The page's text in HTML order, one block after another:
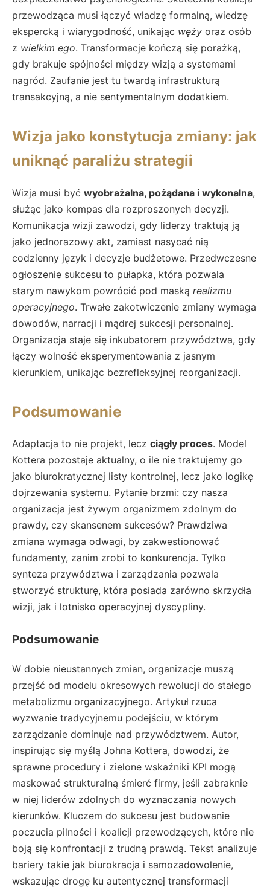
przewodząca musi łączyć władzę formalną, wiedzę
ekspercką i wiarygodność, unikając węży oraz osób
z wielkim ego. Transformacje kończą się porażką,
gdy brakuje spójności między wizją a systemami
nagród. Zaufanie jest tu twardą infrastrukturą
transakcyjną, a nie sentymentalnym dodatkiem.
Wizja jako konstytucja zmiany: jak
uniknąć paraliżu strategii
Wizja musi być wyobrażalna, pożądana i wykonalna,
służąc jako kompas dla rozproszonych decyzji.
Komunikacja wizji zawodzi, gdy liderzy traktują ją
jako jednorazowy akt, zamiast nasycać nią
codzienny język i decyzje budżetowe. Przedwczesne
ogłoszenie sukcesu to pułapka, która pozwala
starym nawykom powrócić pod maską realizmu
operacyjnego. Trwałe zakotwiczenie zmiany wymaga
dowodów, narracji i mądrej sukcesji personalnej.
Organizacja staje się inkubatorem przywództwa, gdy
łączy wolność eksperymentowania z jasnym
kierunkiem, unikając bezrefleksyjnej reorganizacji.
Podsumowanie
Adaptacja to nie projekt, lecz ciągły proces. Model
Kottera pozostaje aktualny, o ile nie traktujemy go
jako biurokratycznej listy kontrolnej, lecz jako logikę
dojrzewania systemu. Pytanie brzmi: czy nasza
organizacja jest żywym organizmem zdolnym do
prawdy, czy skansenem sukcesów? Prawdziwa
zmiana wymaga odwagi, by zakwestionować
fundamenty, zanim zrobi to konkurencja. Tylko
synteza przywództwa i zarządzania pozwala
stworzyć strukturę, która posiada zarówno skrzydła
wizji, jak i lotnisko operacyjnej dyscypliny.
Podsumowanie
W dobie nieustannych zmian, organizacje muszą
przejść od modelu okresowych rewolucji do stałego
metabolizmu organizacyjnego. Artykuł rzuca
wyzwanie tradycyjnemu podejściu, w którym
zarządzanie dominuje nad przywództwem. Autor,
inspirując się myślą Johna Kottera, dowodzi, że
sprawne procedury i zielone wskaźniki KPI mogą
maskować strukturalną śmierć firmy, jeśli zabraknie
w niej liderów zdolnych do wyznaczania nowych
kierunków. Kluczem do sukcesu jest budowanie
poczucia pilności i koalicji przewodzących, które nie
boją się konfrontacji z trudną prawdą. Tekst analizuje
bariery takie jak biurokracja i samozadowolenie,
wskazując drogę ku autentycznej transformacji